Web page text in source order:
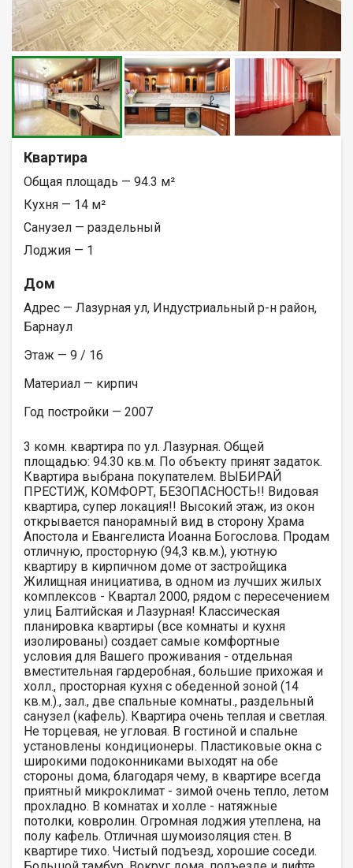
Квартира
Общая площадь — 94.3 м²
Кухня — 14 м²
Санузел — раздельный
Лоджия — 1
Дом
Адрес — Лазурная ул, Индустриальный р-н район,
Барнаул
Этаж — 9 / 16
Материал — кирпич
Год постройки — 2007
3 комн. квартира по ул. Лазурная. Общей
площадью: 94.30 кв.м. По объекту принят задаток.
Квартира выбрана покупателем. ВЫБИРАЙ
ПРЕСТИЖ, КОМФОРТ, БЕЗОПАСНОСТЬ!! Видовая
квартира, супер локация!! Высокий этаж, из окон
открывается панорамный вид в сторону Храма
Апостола и Евангелиста Иоанна Богослова. Продам
отличную, просторную (94,3 кв.м.), уютную
квартиру в кирпичном доме от застройщика
Жилищная инициатива, в одном из лучших жилых
комплексов - Квартал 2000, рядом с пересечением
улиц Балтийская и Лазурная! Классическая
планировка квартиры (все комнаты и кухня
изолированы) создает самые комфортные
условия для Вашего проживания - отдельная
вместительная гардеробная., большие прихожая и
холл., просторная кухня с обеденной зоной (14
кв.м.)., зал., две спальные комнаты., раздельный
санузел (кафель). Квартира очень теплая и светлая.
Не торцевая, не угловая. В гостиной и спальне
установлены кондиционеры. Пластиковые окна с
широкими подоконниками выходят на обе
стороны дома, благодаря чему, в квартире всегда
приятный микроклимат - зимой очень тепло, летом
прохладно. В комнатах и холле - натяжные
потолки, ковролин. Огромная лоджия утеплена, на
полу кафель. Отличная шумоизоляция стен. В
квартире тихо. Чистый подъезд, хорошие соседи.